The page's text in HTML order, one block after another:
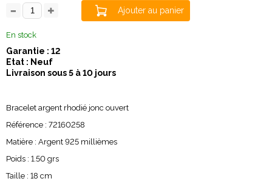
Ajouter au panier
En stock
Garantie : 12
Etat : Neuf
Livraison sous 5 à 10 jours
Bracelet argent rhodié jonc ouvert
Référence : 72160258
Matière : Argent 925 millièmes
Poids : 1.50 grs
Taille : 18 cm